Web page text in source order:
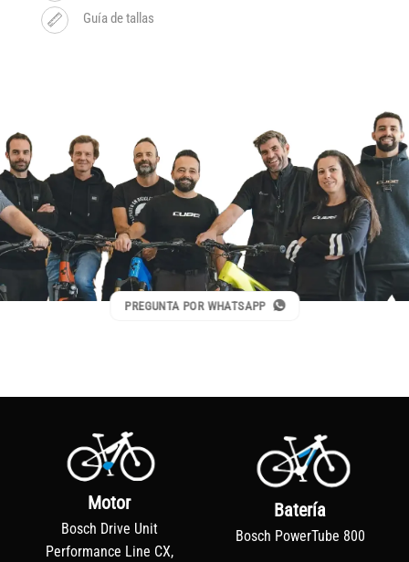
Guía de tallas
PREGUNTA POR WHATSAPP
Motor
Bosch Drive Unit
Performance Line CX,
Batería
Bosch PowerTube 800